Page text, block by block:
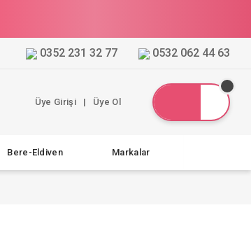
0352 231 32 77 0532 062 44 63
Üye Girişi | Üye Ol
Bere-Eldiven Markalar